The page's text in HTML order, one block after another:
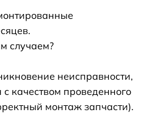
случаем?
неисправности,
качеством проведенного
монтаж запчасти).